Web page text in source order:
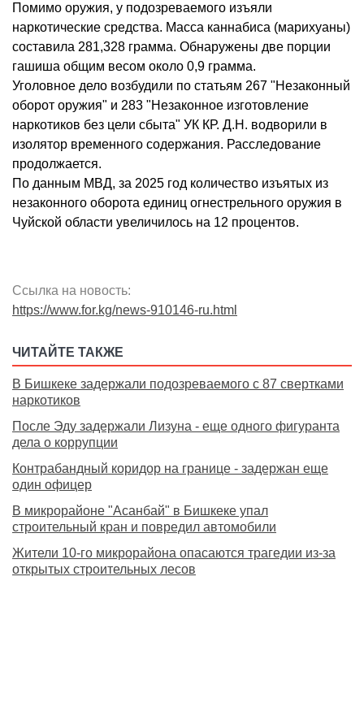
Помимо оружия, у подозреваемого изъяли
наркотические средства. Масса каннабиса (марихуаны)
составила 281,328 грамма. Обнаружены две порции
гашиша общим весом около 0,9 грамма.
Уголовное дело возбудили по статьям 267 "Незаконный
оборот оружия" и 283 "Незаконное изготовление
наркотиков без цели сбыта" УК КР. Д.Н. водворили в
изолятор временного содержания. Расследование
продолжается.
По данным МВД, за 2025 год количество изъятых из
незаконного оборота единиц огнестрельного оружия в
Чуйской области увеличилось на 12 процентов.
Ссылка на новость:
https://www.for.kg/news-910146-ru.html
ЧИТАЙТЕ ТАКЖЕ
В Бишкеке задержали подозреваемого с 87 свертками
наркотиков
После Эду задержали Лизуна - еще одного фигуранта
дела о коррупции
Контрабандный коридор на границе - задержан еще
один офицер
В микрорайоне "Асанбай" в Бишкеке упал
строительный кран и повредил автомобили
Жители 10-го микрорайона опасаются трагедии из-за
открытых строительных лесов